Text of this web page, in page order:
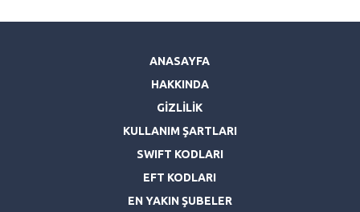
ANASAYFA
HAKKINDA
GİZLİLİK
KULLANIM ŞARTLARI
SWIFT KODLARI
EFT KODLARI
EN YAKIN ŞUBELER